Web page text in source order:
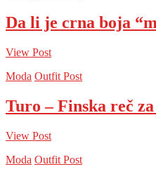
Da li je crna boja
View Post
Moda Outfit Post
Turo – Finska reč
View Post
Moda Outfit Post